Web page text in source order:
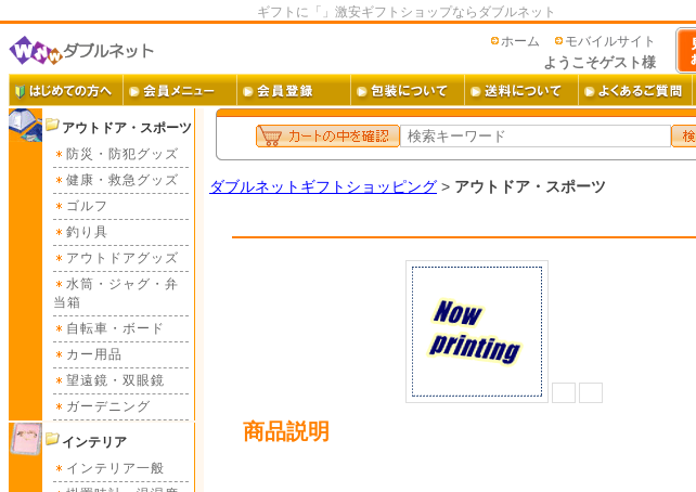
ギフトに「」激安ギフトショップならダブルネット
ホーム
モバイルサイト
アウトドア・スポーツ
防災・防犯グッズ
健康・救急グッズ
ゴルフ
釣り具
アウトドアグッズ
水筒・ジャグ・弁
当箱
自転車・ボード
カー用品
望遠鏡・双眼鏡
ガーデニング
インテリア
インテリア一般
ようこそゲスト様
ダブルネットギフトショッピング > アウトドア・スポーツ
商品説明